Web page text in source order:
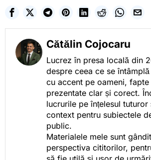
Cătălin Cojocaru
Lucrez în presa locală din
despre ceea ce se
cu accent pe oameni,
prezentate clar și corect.
lucrurile pe înțelesul
context pentru subiectele
public.
Materialele mele sunt
perspectiva cititorilor,